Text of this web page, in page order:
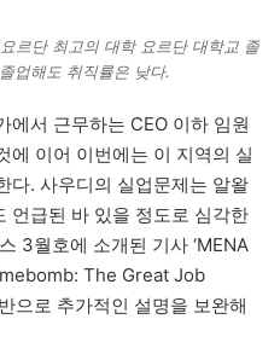
르단 최고의 대학 요르단 대학교 졸
업해도 취직률은 낮다.
에서 근무하는 CEO 이하 임원
에 이어 이번에는 이 지역의 실
다. 사우디의 실업문제는 알왈
언급된 바 있을 정도로 심각한
3월호에 소개된 기사 ‘MENA
The Great Job
으로 추가적인 설명을 보완해